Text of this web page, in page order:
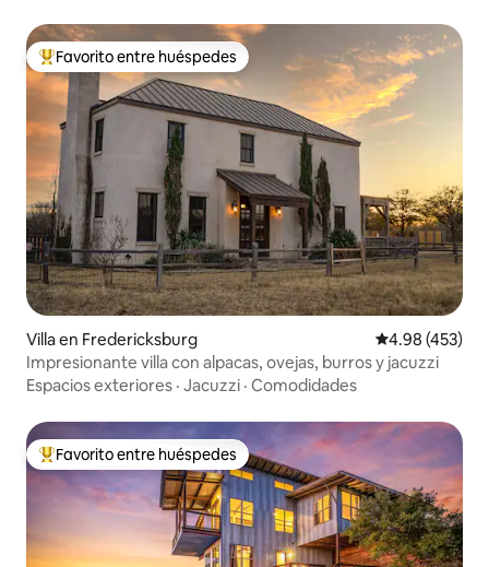
Favorito entre huéspedes preferido
Favorito entre huéspedes
Villa en Fredericksburg Calificación
4.98 (453)
Impresionante villa con alpacas, ovejas, burros y jacuzzi
Espacios exteriores · Jacuzzi · Comodidades
Favorito entre huéspedes preferido
Favorito entre huéspedes